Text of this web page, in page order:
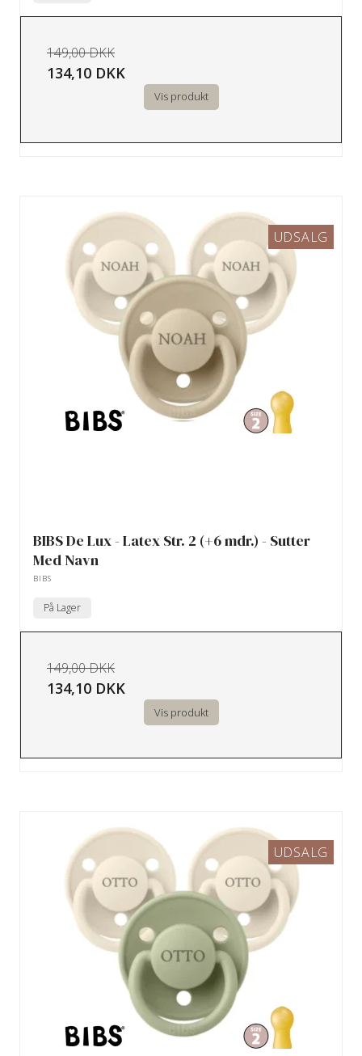
149,00 DKK
134,10 DKK
Vis produkt
UDSALG
BIBS De Lux - Latex Str. 2 (+6 mdr.) - Sutter
Med Navn
BIBS
På Lager
149,00 DKK
134,10 DKK
Vis produkt
UDSALG